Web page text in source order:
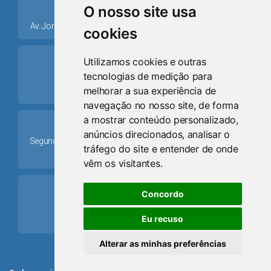
O nosso site usa
cookies
Utilizamos cookies e outras
tecnologias de medição para
melhorar a sua experiência de
navegação no nosso site, de forma
a mostrar conteúdo personalizado,
anúncios direcionados, analisar o
tráfego do site e entender de onde
vêm os visitantes.
Concordo
Eu recuso
Alterar as minhas preferências
place
Av. Jorge Dariva, 1211, Centro CEP: 95520.000 - Osório/RS
ring_volume
Telefone
(51) 9 8024-0884
Schedule
Segunda-feira a Sexta-feira: 08h às 12h e das 13h30min às
17h30min
mail
Email
camaraosorio@gmail.com